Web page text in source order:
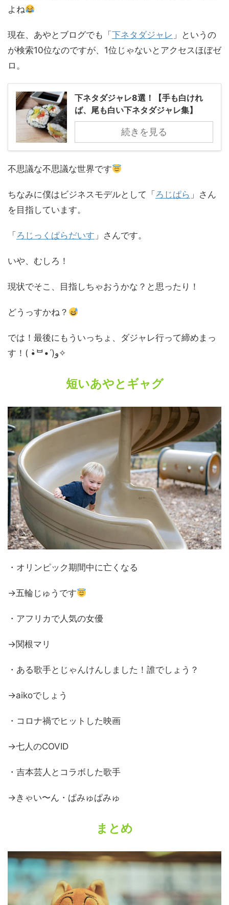
よね
現在、あやとブログでも「 下ネタダジャレ 」というの
が検索10位なのですが、1位じゃないとアクセスほぼゼ
ロ。
下ネタダジャレ8選！【手も白けれ
ば、尾も白い下ネタダジャレ集】
続きを見る
不思議な不思議な世界です
ちなみに僕はビジネスモデルとして「 ろじぱら 」さん
を目指しています。
「 ろじっくぱらだいす 」さんです。
いや、むしろ！
現状でそこ、目指しちゃおうかな？と思ったり！
どうっすかね？
では！最後にもういっちょ、ダジャレ行って締めまっ
す！( •̀ᄇ• ́)ﻭ✧
短いあやとギャグ
・オリンピック期間中に亡くなる
→五輪じゅうです
・アフリカで人気の女優
→関根マリ
・ある歌手とじゃんけんしました！誰でしょう？
→aikoでしょう
・コロナ禍でヒットした映画
→七人のCOVID
・吉本芸人とコラボした歌手
→きゃい〜ん・ぱみゅぱみゅ
まとめ